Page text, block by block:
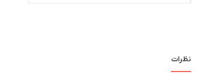
نظرات